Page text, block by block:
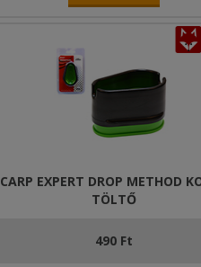
CARP EXPERT DROP METHOD
TÖLTŐ
490 Ft